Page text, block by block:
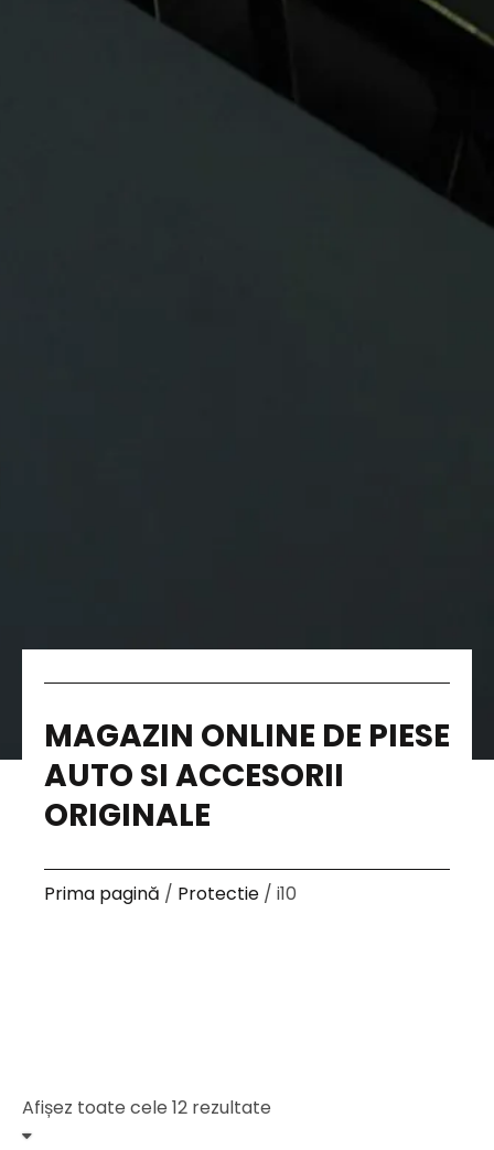
MAGAZIN ONLINE DE PIESE
AUTO SI ACCESORII
ORIGINALE
Prima pagină / Protectie / i10
Afișez toate cele 12 rezultate